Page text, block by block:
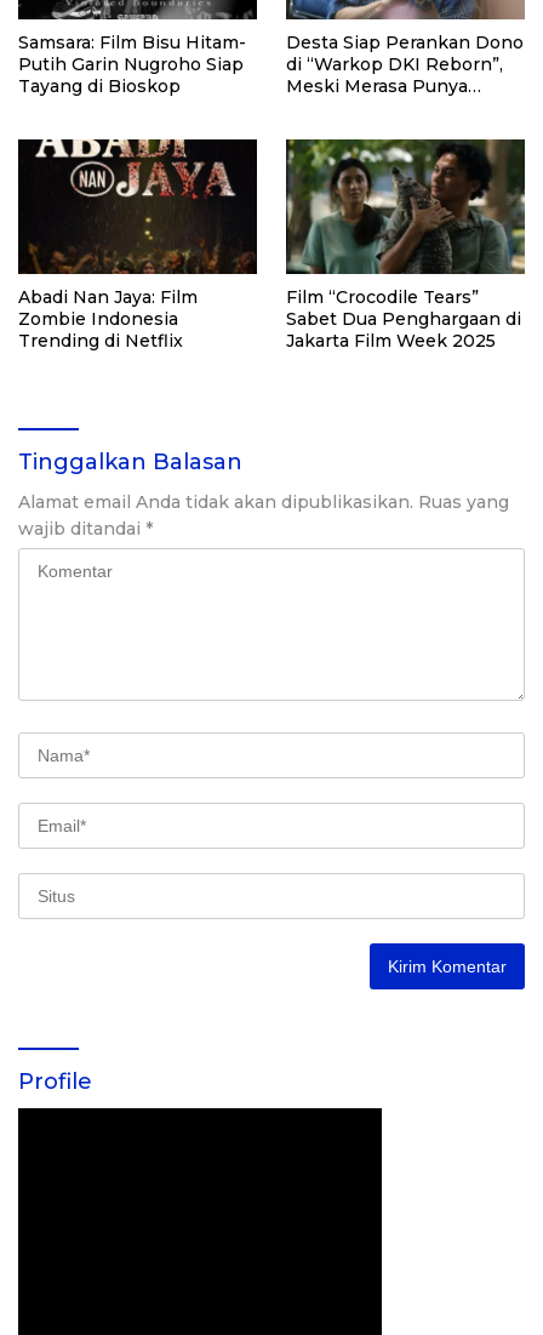
Samsara: Film Bisu Hitam-
Putih Garin Nugroho Siap
Tayang di Bioskop
Desta Siap Perankan Dono
di “Warkop DKI Reborn”,
Meski Merasa Punya
Abadi Nan Jaya: Film
Zombie Indonesia
Trending di Netflix
Film “Crocodile Tears”
Sabet Dua Penghargaan di
Jakarta Film Week 2025
Tinggalkan Balasan
Alamat email Anda tidak akan dipublikasikan. Ruas yang
wajib ditandai *
Profile